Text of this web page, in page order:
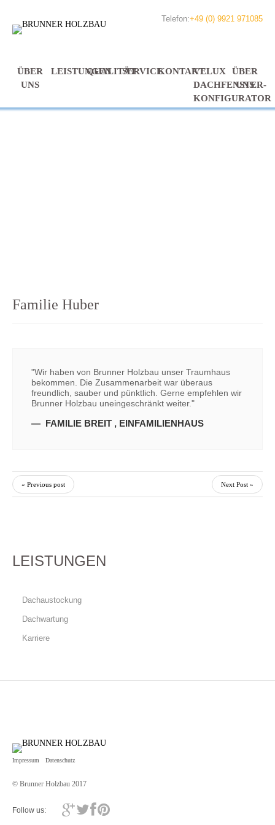
Telefon:+49 (0) 9921 971085
ÜBER
UNS
LEISTUNGENQUALITÄTSERVICEKONTAKTVELUX
DACHFENSTER-
KONFIGURATOR
ÜBER
UNS
Familie Huber
"Wir haben von Brunner Holzbau unser Traumhaus
bekommen. Die Zusammenarbeit war überaus
freundlich, sauber und pünktlich. Gerne empfehlen wir
Brunner Holzbau uneingeschränkt weiter."
FAMILIE BREIT , EINFAMILIENHAUS
« Previous post Next Post »
LEISTUNGEN
Dachaustockung
Dachwartung
Karriere
Impressum Datenschutz
© Brunner Holzbau 2017
Follow us: